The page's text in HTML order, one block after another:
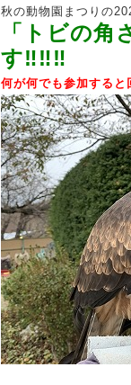
秋の動物園まつりの
「トビの角
す‼‼‼
何が何でも参加すると